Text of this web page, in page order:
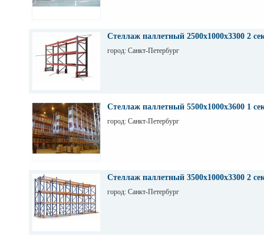
Стеллаж паллетный 2500х1000х3300 2
город: Санкт-Петербург
Стеллаж паллетный 5500х1000х3600 1
город: Санкт-Петербург
Стеллаж паллетный 3500х1000х3300 2
город: Санкт-Петербург